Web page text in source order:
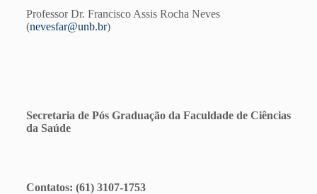
Professor Dr. Francisco Assis Rocha Neves
(nevesfar@unb.br)
Secretaria de Pós Graduação da Faculdade de Ciências
da Saúde
Contatos: (61) 3107-1753